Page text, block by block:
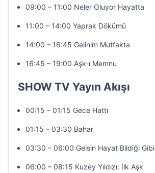
09:00 – 11:00 Neler Oluyor Hayatta
11:00 – 14:00 Yaprak Dökümü
14:00 – 16:45 Gelinim Mutfakta
16:45 – 19:00 Aşk-ı Memnu
SHOW TV Yayın Akışı
00:15 – 01:15 Gece Hattı
01:15 – 03:30 Bahar
03:30 – 06:00 Gelsin Hayat Bildiği Gibi
06:00 – 08:15 Kuzey Yıldızı: İlk Aşk